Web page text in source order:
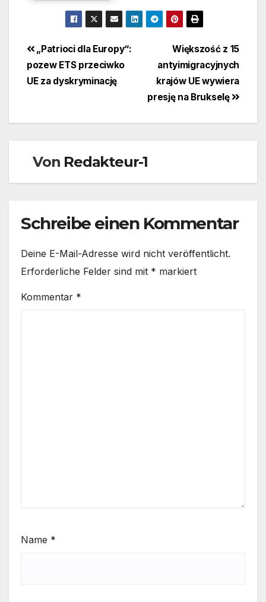
BeitragsnavigationWiększość z 15
antyimigracyjnych
krajów UE wywiera
presję na Brukselę
„Patrioci dla Europy“:
pozew ETS przeciwko
UE za dyskryminację
Von Redakteur-1
Schreibe einen Kommentar
Deine E-Mail-Adresse wird nicht veröffentlicht.
Erforderliche Felder sind mit * markiert
Kommentar *
Name *